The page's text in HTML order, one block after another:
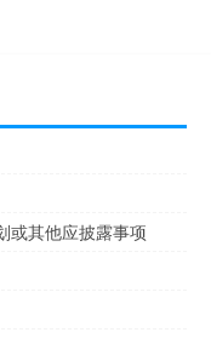
或其他应披露事项